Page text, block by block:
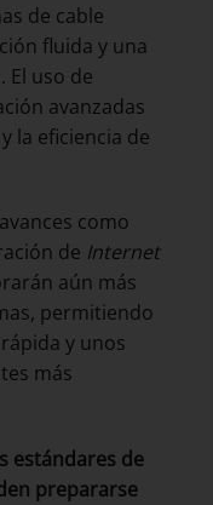
de cable
fluida y una
El uso de
avanzadas
la eficiencia de
como
de Internet
aún más
permitiendo
y unos
más
estándares de
prepararse